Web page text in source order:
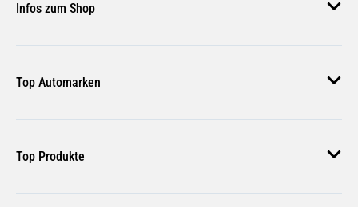
Zahlungsmethoden
Versand & Lieferung
Rückgabe & Erstattung
Infos zum Shop
Nutzungsbedingungen
Widerrufsbelehrung
Top Automarken
VW Ersatzteile
BMW Ersatzteile
Top Produkte